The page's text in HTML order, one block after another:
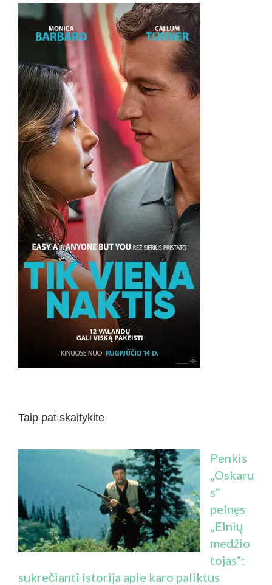
Taip pat skaitykite
Penkis
„Oskaru
s“
pelnęs
„Elnių
medžio
tojas“:
sukrečianti istorija apie karo paliktus